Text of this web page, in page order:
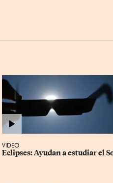
VIDEO
Eclipses: Ayudan a estudiar el